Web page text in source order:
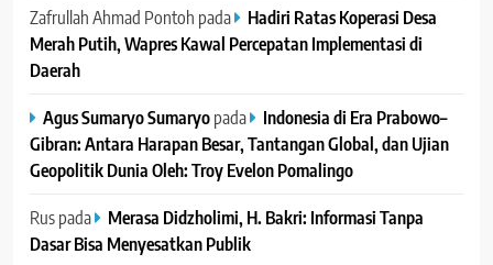
Zafrullah Ahmad Pontoh pada
Hadiri Ratas Koperasi Desa
Merah Putih, Wapres Kawal Percepatan Implementasi di
Daerah
Agus Sumaryo Sumaryopada
Indonesia di Era Prabowo–
Gibran: Antara Harapan Besar, Tantangan Global, dan Ujian
Geopolitik Dunia Oleh: Troy Evelon Pomalingo
Ruspada
Merasa Didzholimi, H. Bakri: Informasi Tanpa
Dasar Bisa Menyesatkan Publik